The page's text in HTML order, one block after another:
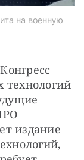
на военную
технологий
издание